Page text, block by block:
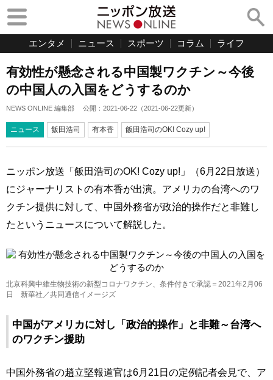
エンタメ ニュース スポーツ コラム ライフ
有効性が懸念される中国製ワクチン～今後
の中国人の入国をどうするのか
NEWS ONLINE 編集部 公開： 2021-06-22 （2021-06-22更新）
ニュース 飯田浩司 有本香 飯田浩司のOK! Cozy up!
ニッポン放送「飯田浩司のOK! Cozy up!」（6月22日放送）
にジャーナリストの有本香が出演。アメリカの台湾へのワ
クチン提供に対して、中国外務省が政治的操作だと非難し
たというニュースについて解説した。
北京科興中維生物技術の新型コロナワクチン、条件付きで承認＝2021年2月06
日 新華社／共同通信イメージズ
中国がアメリカに対し「政治的操作」と非難～台湾へ
のワクチン援助
中国外務省の趙立堅報道官は6月21日の定例記者会見で、ア